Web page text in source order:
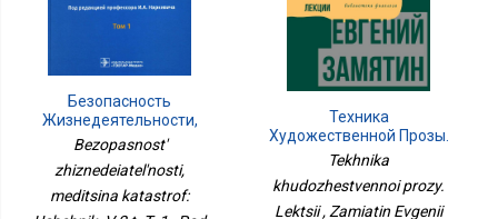
Безопасность
Жизнедеятельности,
Медицина Катастроф:
Учебник. В 2 Т. Т. 1
Bezopasnost'
zhiznedeiatel'nosti,
meditsina katastrof:
Техника
Художественной Прозы.
Лекции
Tekhnika
khudozhestvennoi prozy.
Lektsii , Zamiatin Evgenii